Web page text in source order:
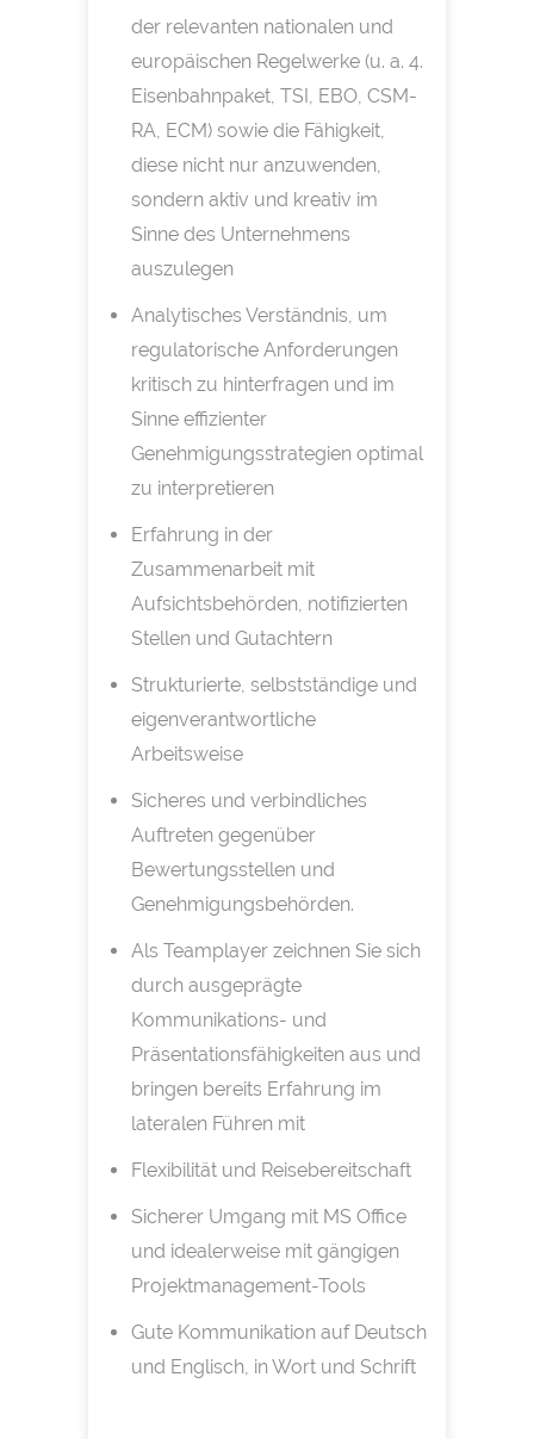
der relevanten nationalen und
europäischen Regelwerke (u. a. 4.
Eisenbahnpaket, TSI, EBO, CSM-
RA, ECM) sowie die Fähigkeit,
diese nicht nur anzuwenden,
sondern aktiv und kreativ im
Sinne des Unternehmens
auszulegen
Analytisches Verständnis, um
regulatorische Anforderungen
kritisch zu hinterfragen und im
Sinne effizienter
Genehmigungsstrategien optimal
zu interpretieren
Erfahrung in der
Zusammenarbeit mit
Aufsichtsbehörden, notifizierten
Stellen und Gutachtern
Strukturierte, selbstständige und
eigenverantwortliche
Arbeitsweise
Sicheres und verbindliches
Auftreten gegenüber
Bewertungsstellen und
Genehmigungsbehörden.
Als Teamplayer zeichnen Sie sich
durch ausgeprägte
Kommunikations- und
Präsentationsfähigkeiten aus und
bringen bereits Erfahrung im
lateralen Führen mit
Flexibilität und Reisebereitschaft
Sicherer Umgang mit MS Office
und idealerweise mit gängigen
Projektmanagement-Tools
Gute Kommunikation auf Deutsch
und Englisch, in Wort und Schrift